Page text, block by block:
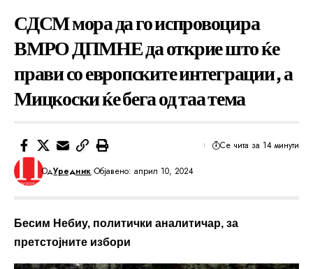
СДСМ мора да го испровоцира
ВМРО ДПМНЕ да открие што ќе
прави со европските интеграции, а
Мицкоски ќе бега од таа тема
ОдУредник Објавено: април 10, 2024
Се чита за 14 минути
Бесим Небиу, политички аналитичар, за
претстојните избори